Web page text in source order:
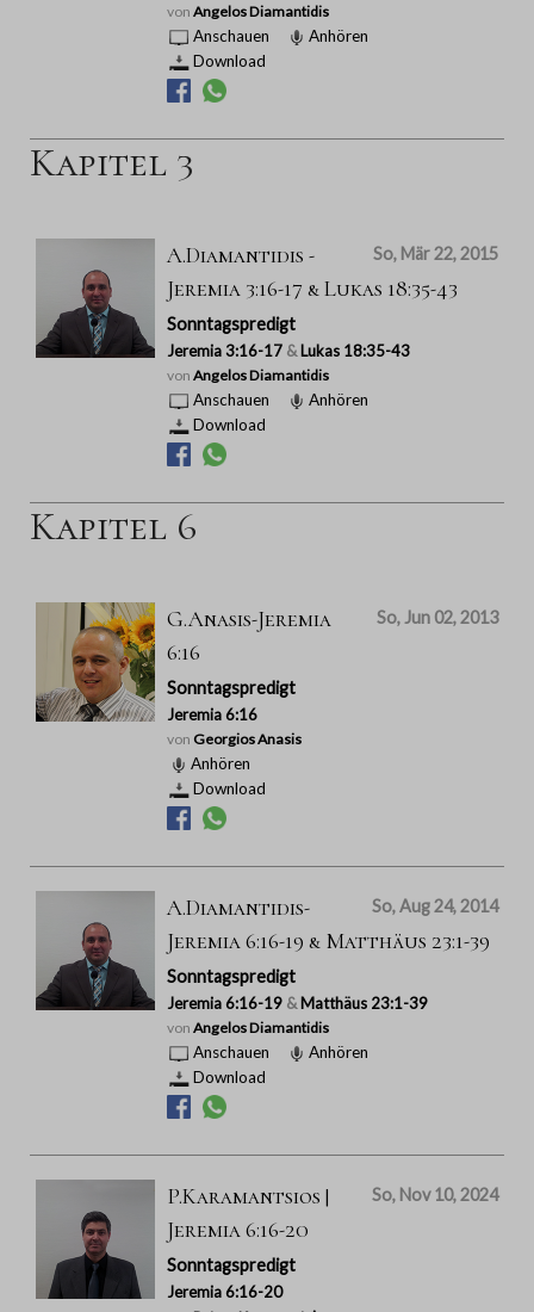
von Angelos Diamantidis
Anschauen
Anhören
Download
Kapitel 3
So, Mär 22, 2015
A.Diamantidis -
Jeremia 3:16-17 & Lukas 18:35-43
Sonntagspredigt
Jeremia 3:16-17 & Lukas 18:35-43
von Angelos Diamantidis
Anschauen
Anhören
Download
Kapitel 6
So, Jun 02, 2013
G.Anasis-Jeremia
6:16
Sonntagspredigt
Jeremia 6:16
von Georgios Anasis
Anhören
Download
So, Aug 24, 2014
A.Diamantidis-
Jeremia 6:16-19 & Matthäus 23:1-39
Sonntagspredigt
Jeremia 6:16-19 & Matthäus 23:1-39
von Angelos Diamantidis
Anschauen
Anhören
Download
So, Nov 10, 2024
P.Karamantsios |
Jeremia 6:16-20
Sonntagspredigt
Jeremia 6:16-20